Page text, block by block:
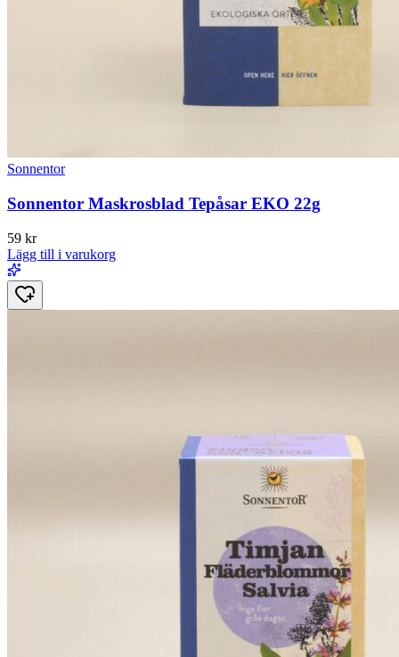
Sonnentor
Sonnentor Maskrosblad Tepåsar EKO 22g
59 kr
Lägg till i varukorg